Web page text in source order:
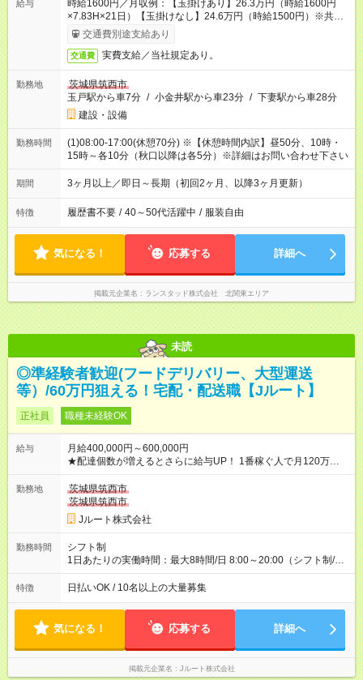
給与
時給1600円／月収例：【玉掛けあり】26.3万円（時給1600円
×7.83H×21日）【玉掛けなし】24.6万円（時給1500円）※共に
残業なし・交通費別途支給
交通費別途支給あり
交通費 実費支給／当社規定あり。
勤務地
茨城県筑西市
玉戸駅から車7分 / 小金井駅から車23分 / 下妻駅から車28分
建設・設備
勤務時間
(1)08:00-17:00(休憩70分) ※【休憩時間内訳】昼50分、10時・
15時～各10分（秋口以降は各5分）※詳細はお問い合わせ下さい
期間 3ヶ月以上／即日～長期（初回2ヶ月、以降3ヶ月更新）
特徴 履歴書不要 / 40～50代活躍中 / 服装自由
気になる！ 応募する 詳細へ
掲載元企業名 ランスタッド株式会社 北関東エリア
未読
◎準経験者歓迎(フードデリバリー、大型運送
等）/60万円狙える！宅配・配送職【Jルート】
正社員 職種未経験OK
給与
月給400,000円～600,000円
★配達個数が増えるとさらに給与UP！ 1番稼ぐ人で月120万ほ
ど！ ・主要都市エリア 月収55万円／週5日稼働 月収65万~112
万円／週6日稼働 ・地方郊外エリア 月収40万円／週5日稼働 月
収40万円~50万円／週6日稼働 ＜モデルイメージ＞ ■月収50万
円 (27歳男性/江東区在住)※元建築関係 1日150個配達×25日勤務
(日休み) ■月収80万円(43歳男性/墨田区在住)※元営業 1日200個
勤務地
茨城県筑西市
茨城県筑西市
Jルート株式会社
勤務時間
シフト制
1日あたりの実働時間：最大8時間/日 8:00～20:00（シフト制/実
働8時間） ※週5日勤務（場所次第では週4も有り） ※配達状況に
よって時間外での勤務可能性有り ※案件により多少の前後あり
特徴 日払いOK / 10名以上の大量募集
気になる！ 応募する 詳細へ
掲載元企業名 Jルート株式会社